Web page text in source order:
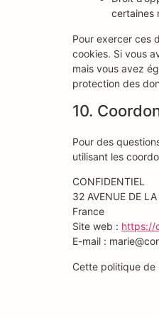
certaines
Pour exercer ces
cookies. Si vous
mais vous avez
protection des
10.
Pour des
utilisant les
CONFIDENTIEL
32 AVENUE DE
France
Site web : https://
E-mail : marie@
Cette politique de